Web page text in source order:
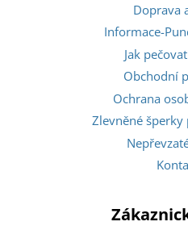
Doprava
Informace-
Jak
Obchodní
Ochrana
Zlevněné šperky